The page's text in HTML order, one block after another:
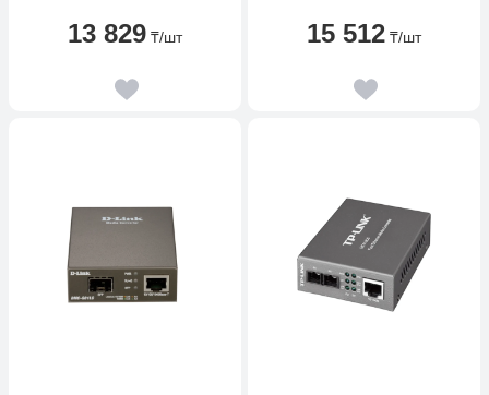
13 829 ₸/шт 15 512 ₸/шт